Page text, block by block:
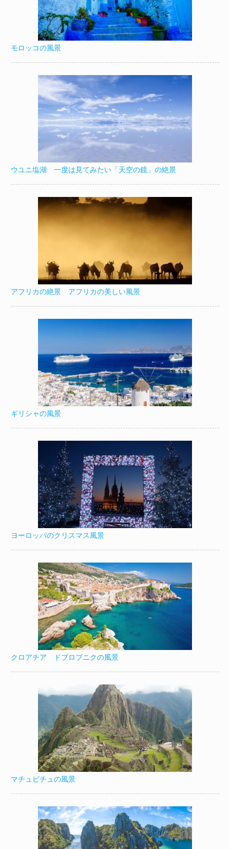
モロッコの風景
ウユニ塩湖 一度は見てみたい「天空の鏡」の絶景
アフリカの絶景 アフリカの美しい風景
ギリシャの風景
ヨーロッパのクリスマス風景
クロアチア ドブロブニクの風景
マチュピチュの風景